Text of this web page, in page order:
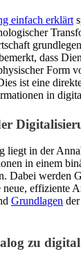
einfach erklärt
dass
Form
ist eine
in
liegt in der
in einem
Dabei werden
effiziente
Grundlagen
zu digital